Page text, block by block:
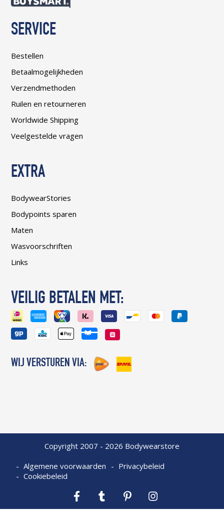
SERVICE
Bestellen
Betaalmogelijkheden
Verzendmethoden
Ruilen en retourneren
Worldwide Shipping
Veelgestelde vragen
EXTRA
BodywearStories
Bodypoints sparen
Maten
Wasvoorschriften
Links
VEILIG BETALEN MET:
WIJ VERSTUREN VIA:
Copyright 2007 - 2026 Bodywearstore
Algemene voorwaarden
Privacybeleid
Cookiebeleid
Facebook Tumblr Pinterest